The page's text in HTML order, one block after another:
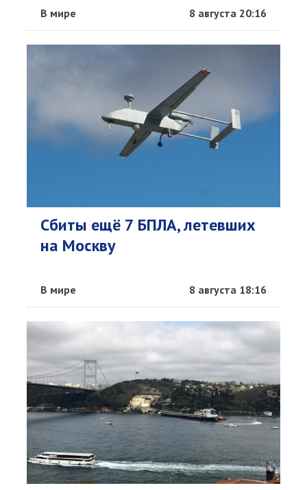
В мире 8 августа 20:16
Сбиты ещё 7 БПЛА, летевших
на Москву
В мире 8 августа 18:16